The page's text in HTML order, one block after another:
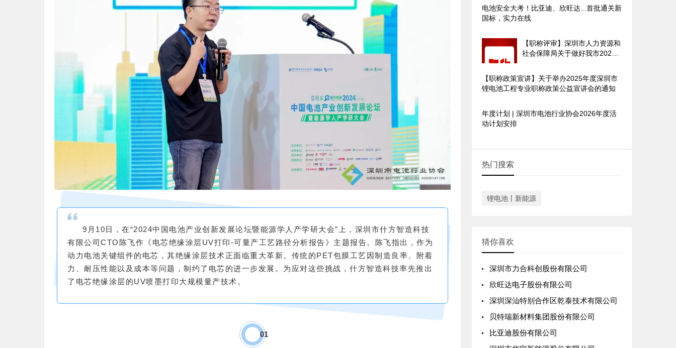
9月10日，在“2024中国电池产业创新发展论坛暨能源学人产学研大会”上，深圳市什方智造科技
有限公司CTO陈飞作《电芯绝缘涂层UV打印-可量产工艺路径分析报告》主题报告。陈飞指出，作为
动力电池关键组件的电芯，其绝缘涂层技术正面临重大革新。传统的PET包膜工艺因制造良率、附着
力、耐压性能以及成本等问题，制约了电芯的进一步发展。为应对这些挑战，什方智造科技率先推出
了电芯绝缘涂层的UV喷墨打印大规模量产技术。
01
电池安全大考！比亚迪、欣旺达...首批通关新
国标，实力在线
【职称评审】深圳市人力资源和
社会保障局关于做好我市2025
【职称政策宣讲】关于举办2025年度深圳市
锂电池工程专业职称政策公益宣讲会的通知
年度计划 | 深圳市电池行业协会2026年度活
动计划安排
热门搜索
锂电池丨新能源
猜你喜欢
深圳市力合科创股份有限公司
欣旺达电子股份有限公司
深圳深汕特别合作区乾泰技术有限公司
贝特瑞新材料集团股份有限公司
比亚迪股份有限公司